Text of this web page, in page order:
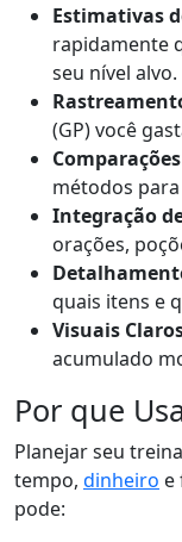
Estimativas
rapidamente
seu nível alvo.
(GP) você
métodos para
Integração
orações,
quais itens e
Visuais
acumulado
Por que
Planejar seu
tempo, dinheiro e
pode: